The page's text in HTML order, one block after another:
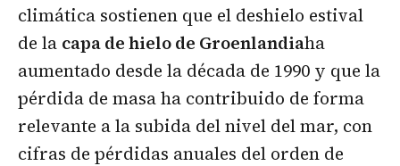
climática sostienen que el deshielo estival
de la capa de hielo de Groenlandiaha
aumentado desde la década de 1990 y que la
pérdida de masa ha contribuido de forma
relevante a la subida del nivel del mar, con
cifras de pérdidas anuales del orden de